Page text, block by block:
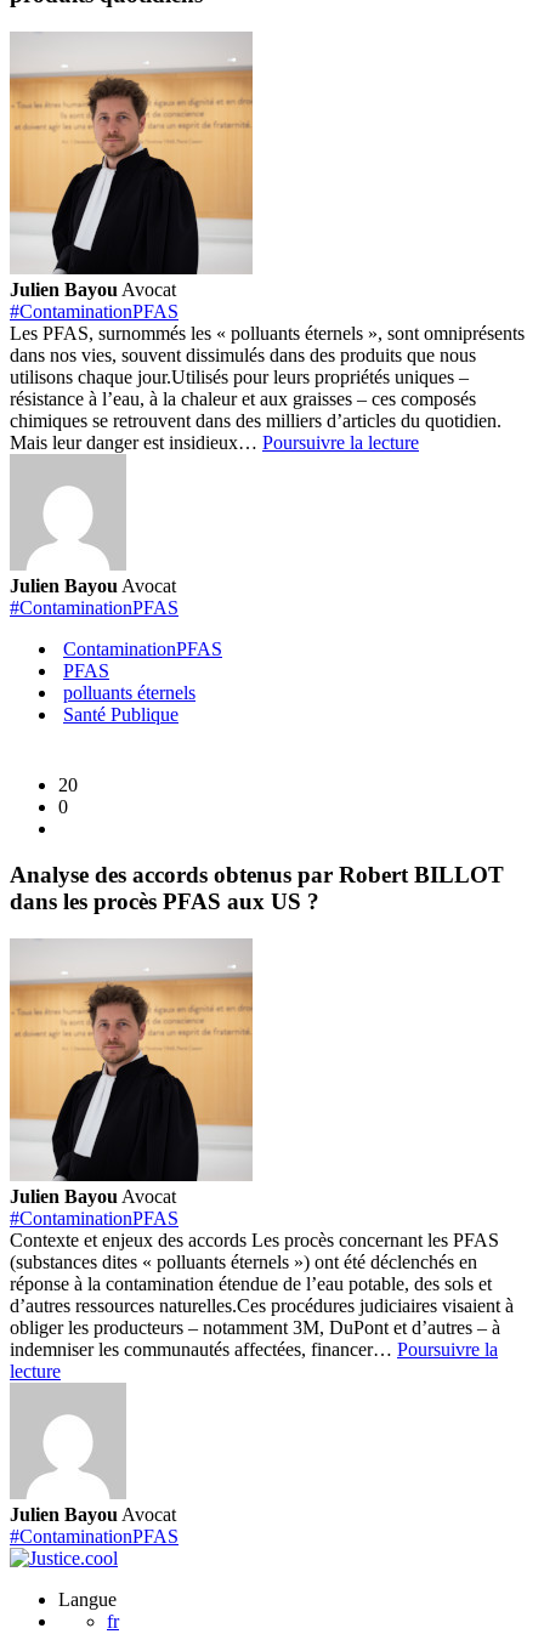
Julien Bayou Avocat
#ContaminationPFAS
Les PFAS, surnommés les « polluants éternels », sont omniprésents
dans nos vies, souvent dissimulés dans des produits que nous
utilisons chaque jour.Utilisés pour leurs propriétés uniques –
résistance à l’eau, à la chaleur et aux graisses – ces composés
chimiques se retrouvent dans des milliers d’articles du quotidien.
Mais leur danger est insidieux… Poursuivre la lecturePFAS
Julien Bayou Avocat
#ContaminationPFAS
ContaminationPFAS
PFAS
polluants éternels
Santé Publique
20
0
Analyse des accords obtenus par Robert BILLOT
dans les procès PFAS aux US ?
Julien Bayou Avocat
#ContaminationPFAS
Contexte et enjeux des accords Les procès concernant les PFAS
(substances dites « polluants éternels ») ont été déclenchés en
réponse à la contamination étendue de l’eau potable, des sols et
d’autres ressources naturelles.Ces procédures judiciaires visaient à
obliger les producteurs – notamment 3M, DuPont et d’autres – à
indemniser les communautés affectées, financer… Poursuivre la
lectureAnalyse
accords
obtenus
Robert
BILLOT
dans
les
procès
PFAS
aux
Julien Bayou Avocat
#ContaminationPFAS
Langue
fr